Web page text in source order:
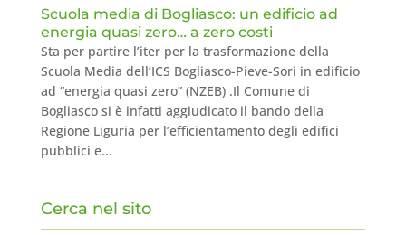
Scuola media di Bogliasco: un edificio ad
energia quasi zero… a zero costi
Sta per partire l’iter per la trasformazione della
Scuola Media dell’ICS Bogliasco-Pieve-Sori in edificio
ad “energia quasi zero” (NZEB) .Il Comune di
Bogliasco si è infatti aggiudicato il bando della
Regione Liguria per l’efficientamento degli edifici
pubblici e...
Cerca nel sito